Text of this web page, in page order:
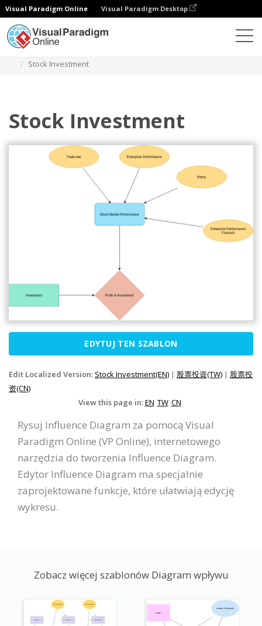
Visual Paradigm Online Visual Paradigm Desktop
Stock Investment
Stock Investment
EDYTUJ TEN SZABLON
Edit Localized Version: Stock Investment(EN) | 股票投資(TW) | 股票投
资(CN)
View this page in:EN TW CN
Rysuj Influence Diagram za pomocą Visual
Paradigm Online (VP Online), internetowego
narzędzia do tworzenia Influence Diagram.
Edytor Influence Diagram ma specjalnie
zaprojektowane funkcje, które ułatwiają edycję
wykresu.
Zobacz więcej szablonów Diagram wpływu